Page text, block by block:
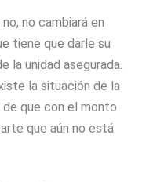
no cambiará en
tiene que darle su
la unidad asegurada.
la situación de la
de que con el monto
que aún no está